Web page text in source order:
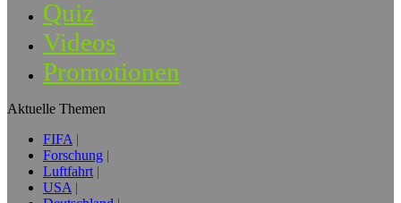
Quiz
Videos
Promotionen
Aktuelle Themen
FIFA
Forschung
Luftfahrt
USA